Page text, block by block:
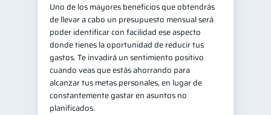
Uno de los mayores beneficios que obtendrás
de llevar a cabo un presupuesto mensual será
poder identificar con facilidad ese aspecto
donde tienes la oportunidad de reducir tus
gastos. Te invadirá un sentimiento positivo
cuando veas que estás ahorrando para
alcanzar tus metas personales, en lugar de
constantemente gastar en asuntos no
planificados.